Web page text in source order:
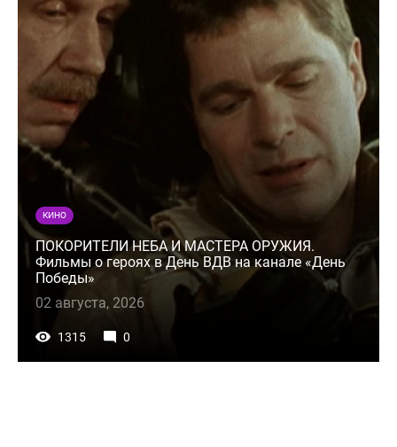
КИНО
ПОКОРИТЕЛИ НЕБА И МАСТЕРА ОРУЖИЯ.
Фильмы о героях в День ВДВ на канале «День
Победы»
02 августа, 2026
1315 0